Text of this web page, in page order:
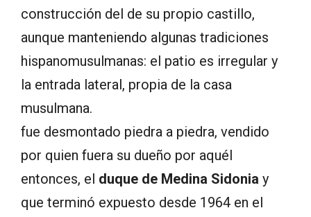
construcción del de su propio castillo,
aunque manteniendo algunas tradiciones
hispanomusulmanas: el patio es irregular y
la entrada lateral, propia de la casa
musulmana.
fue desmontado piedra a piedra, vendido
por quien fuera su dueño por aquél
entonces, el duque de Medina Sidonia y
que terminó expuesto desde 1964 en el